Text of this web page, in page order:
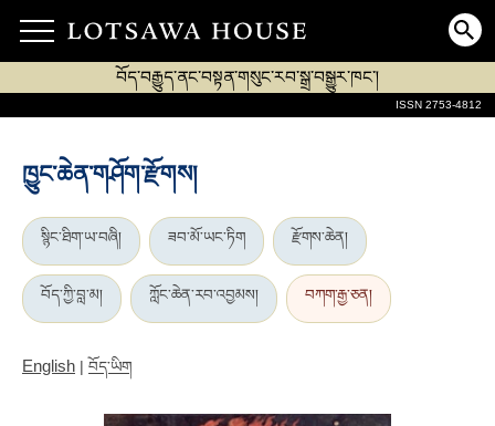
བོད་བརྒྱུད་ནང་བསྟན་གསུང་རབ་སྒྲ་བསྒྱུར་ཁང་།
ISSN 2753-4812
ཁྱུང་ཆེན་གཤོག་རྫོགས།
སྙིང་ཐིག་ཡ་བཞི། ཟབ་མོ་ཡང་ཏིག རྫོགས་ཆེན།
བོད་ཀྱི་བླ་མ། ཀློང་ཆེན་རབ་འབྱམས། བཀག་རྒྱ་ཅན།
English | བོད་ཡིག